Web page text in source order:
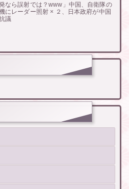
発なら誤射では？www」中国、自衛隊の
にレーダー照射 × ２、日本政府が中国
議